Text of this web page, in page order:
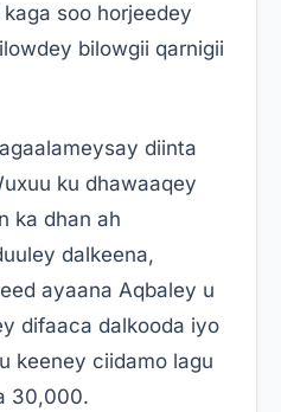
soo horjeedey
bilowgii qarnigii
diinta
ku dhawaaqey
ka dhan ah
dalkeena,
ayaana Aqbaley u
difaaca dalkooda iyo
keeney ciidamo lagu
30,000.